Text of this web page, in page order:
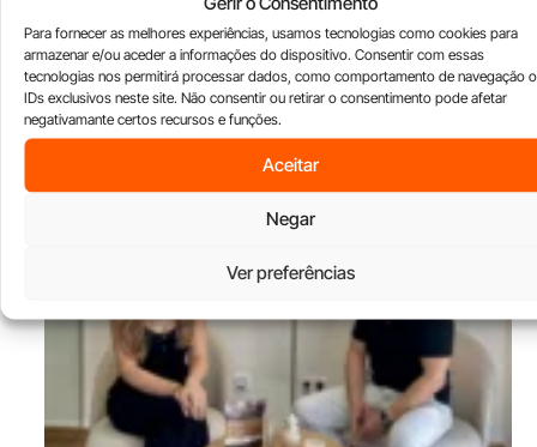
Para fornecer as melhores experiências, usamos tecnologias como cookies para
armazenar e/ou aceder a informações do dispositivo. Consentir com essas
tecnologias nos permitirá processar dados, como comportamento de navegação
IDs exclusivos neste site. Não consentir ou retirar o consentimento pode afetar
negativamante certos recursos e funções.
Aceitar
Negar
Ver preferências